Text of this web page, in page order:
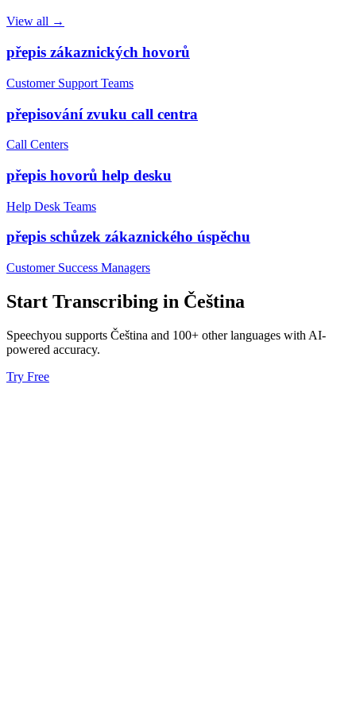
View all →
přepis zákaznických hovorů
Customer Support Teams
přepisování zvuku call centra
Call Centers
přepis hovorů help desku
Help Desk Teams
přepis schůzek zákaznického úspěchu
Customer Success Managers
Start Transcribing in Čeština
Speechyou supports Čeština and 100+ other languages with AI-
powered accuracy.
Try Free